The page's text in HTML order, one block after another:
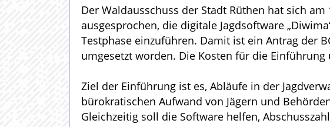
Der Waldausschuss der Stadt Rüthen hat sich
ausgesprochen, die digitale Jagdsoftware
Testphase einzuführen. Damit ist ein Antrag der
umgesetzt worden. Die Kosten für die
Ziel der Einführung ist es, Abläufe in der
bürokratischen Aufwand von Jägern und
Gleichzeitig soll die Software helfen,